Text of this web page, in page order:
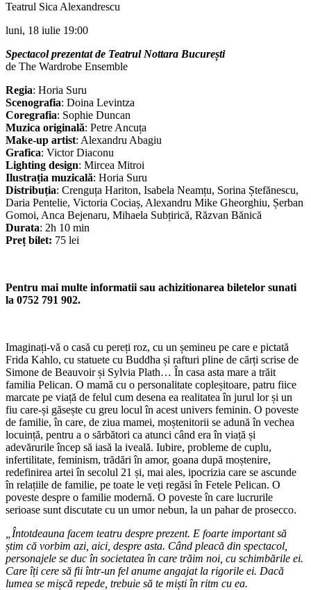
Teatrul Sica Alexandrescu
luni, 18 iulie 19:00
Spectacol prezentat de Teatrul Nottara București
de The Wardrobe Ensemble
Regia: Horia Suru
Scenografia: Doina Levintza
Coregrafia: Sophie Duncan
Muzica originală: Petre Ancuța
Make-up artist: Alexandru Abagiu
Grafica: Victor Diaconu
Lighting design: Mircea Mitroi
Ilustrația muzicală: Horia Suru
Distribuția: Crenguța Hariton, Isabela Neamțu, Sorina Ștefănescu,
Daria Pentelie, Victoria Cociaș, Alexandru Mike Gheorghiu, Șerban
Gomoi, Anca Bejenaru, Mihaela Subțirică, Răzvan Bănică
Durata: 2h 10 min
Preț bilet: 75 lei
Pentru mai multe informatii sau achizitionarea biletelor sunati
la 0752 791 902.
Imaginați-vă o casă cu pereți roz, cu un șemineu pe care e pictată
Frida Kahlo, cu statuete cu Buddha și rafturi pline de cărți scrise de
Simone de Beauvoir și Sylvia Plath… În casa asta mare a trăit
familia Pelican. O mamă cu o personalitate copleșitoare, patru fiice
marcate pe viață de felul cum desena ea realitatea în jurul lor și un
fiu care-și găsește cu greu locul în acest univers feminin. O poveste
de familie, în care, de ziua mamei, moștenitorii se adună în vechea
locuință, pentru a o sărbători ca atunci când era în viață și
adevărurile încep să iasă la iveală. Iubire, probleme de cuplu,
infertilitate, feminism, trădări în amor, goana după moștenire,
redefinirea artei în secolul 21 și, mai ales, ipocrizia care se ascunde
în relațiile de familie, pe toate le veți regăsi în Fetele Pelican. O
poveste despre o familie modernă. O poveste în care lucrurile
serioase sunt discutate cu un umor nebun, la un pahar de prosecco.
„Întotdeauna facem teatru despre prezent. E foarte important să
știm că vorbim azi, aici, despre asta. Când pleacă din spectacol,
personajele se duc în societatea în care trăim noi, cu schimbările ei.
Care îți cere să fii într-un fel anume angajat la rigorile ei. Dacă
lumea se mișcă repede, trebuie să te miști în ritm cu ea.